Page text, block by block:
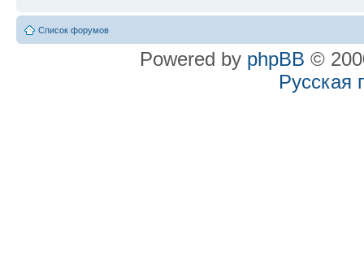
Список форумов
Powered by phpBB ©
Русская